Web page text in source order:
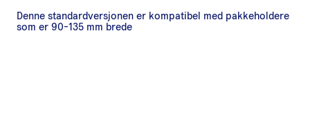
Denne standardversjonen er kompatibel med pakkeholdere
som er 90-135 mm brede